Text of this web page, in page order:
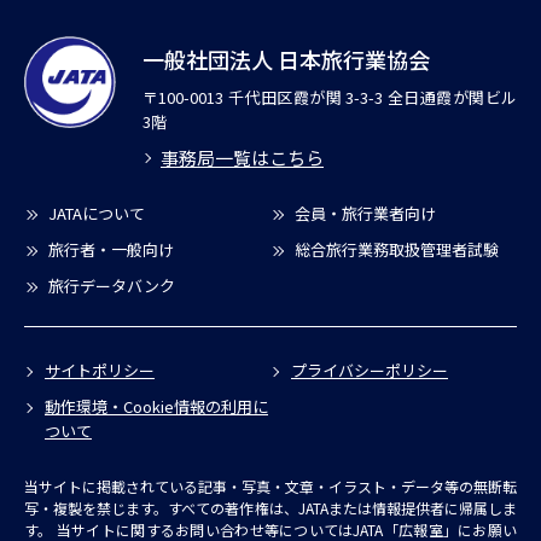
一般社団法人 日本旅行業協会
〒100-0013 千代田区霞が関 3-3-3 全日通霞が関ビル
3階
事務局一覧はこちら
JATAについて
会員・旅行業者向け
旅行者・一般向け
総合旅行業務取扱管理者試験
旅行データバンク
サイトポリシー
プライバシーポリシー
動作環境・Cookie情報の利用に
ついて
当サイトに掲載されている記事・写真・文章・イラスト・データ等の無断転
写・複製を禁じます。すべての著作権は、JATAまたは情報提供者に帰属しま
す。
当サイトに関するお問い合わせ等についてはJATA「広報室」にお願い